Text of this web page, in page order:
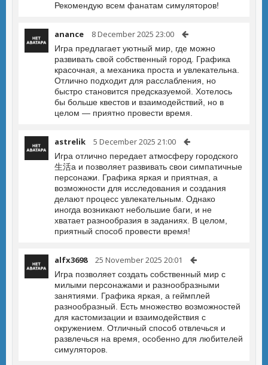
Рекомендую всем фанатам симуляторов!
anance 8 December 2025 23:00
Игра предлагает уютный мир, где можно
развивать свой собственный город. Графика
красочная, а механика проста и увлекательна.
Отлично подходит для расслабления, но
быстро становится предсказуемой. Хотелось
бы больше квестов и взаимодействий, но в
целом — приятно провести время.
astrelik 5 December 2025 21:00
Игра отлично передает атмосферу городского
生活а и позволяет развивать свои симпатичные
персонажи. Графика яркая и приятная, а
возможности для исследования и создания
делают процесс увлекательным. Однако
иногда возникают небольшие баги, и не
хватает разнообразия в заданиях. В целом,
приятный способ провести время!
alfx3698 25 November 2025 20:01
Игра позволяет создать собственный мир с
милыми персонажами и разнообразными
занятиями. Графика яркая, а геймплей
разнообразный. Есть множество возможностей
для кастомизации и взаимодействия с
окружением. Отличный способ отвлечься и
развлечься на время, особенно для любителей
симуляторов.